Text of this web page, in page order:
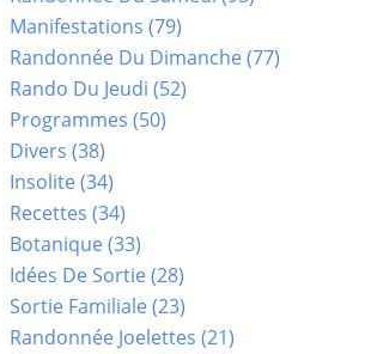
Manifestations (79)
Randonnée Du Dimanche(77)
Rando Du Jeudi (52)
Programmes (50)
Divers (38)
Insolite(34)
Recettes (34)
Botanique(33)
Idées De Sortie(28)
Sortie Familiale(23)
Randonnée Joelettes (21)